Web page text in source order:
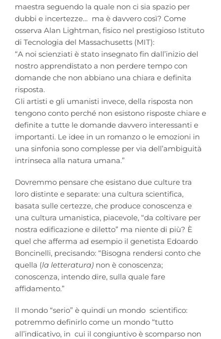
maestra seguendo la quale non ci sia spazio per
dubbi e incertezze… ma è davvero così? Come
osserva Alan Lightman, fisico nel prestigioso Istituto
di Tecnologia del Massachusetts (MIT):
“A noi scienziati è stato insegnato fin dall’inizio del
nostro apprendistato a non perdere tempo con
domande che non abbiano una chiara e definita
risposta.
Gli artisti e gli umanisti invece, della risposta non
tengono conto perché non esistono risposte chiare e
definite a tutte le domande davvero interessanti e
importanti. Le idee in un romanzo o le emozioni in
una sinfonia sono complesse per via dell’ambiguità
intrinseca alla natura umana.”
Dovremmo pensare che esistano due culture tra
loro distinte e separate: una cultura scientifica,
basata sulle certezze, che produce conoscenza e
una cultura umanistica, piacevole, “da coltivare per
nostra edificazione e diletto” ma niente di più? È
quel che afferma ad esempio il genetista Edoardo
Boncinelli, precisando: “Bisogna rendersi conto che
quella (la letteratura) non è conoscenza;
conoscenza, intendo dire, sulla quale fare
affidamento.”
Il mondo “serio” è quindi un mondo scientifico:
potremmo definirlo come un mondo “tutto
all’indicativo, in cui il congiuntivo è scomparso non